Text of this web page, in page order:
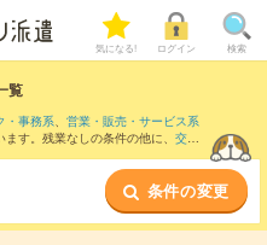
気になる! ログイン 検索
覧
・事務系、 営業・販売・サービス系
す。残業なしの条件の他に、 交通
条件の変更